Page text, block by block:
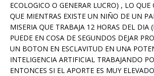
ECOLOGICO O GENERAR LUCRO) , LO QUE
QUE MIENTRAS EXISTE UN NIÑO DE UN
MISERIA QUE TRABAJA 12 HORAS DEL DIA
PUEDE EN COSA DE SEGUNDOS DEJAR
UN BOTON EN ESCLAVITUD EN UNA
INTELIGENCIA ARTIFICIAL TRABAJANDO
ENTONCES SI EL APORTE ES MUY